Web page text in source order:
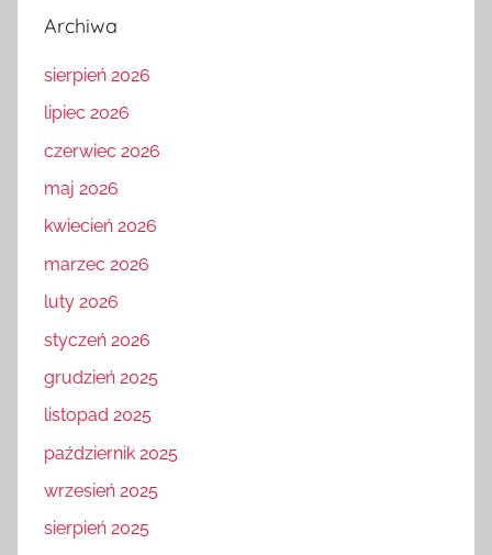
Archiwa
sierpień 2026
lipiec 2026
czerwiec 2026
maj 2026
kwiecień 2026
marzec 2026
luty 2026
styczeń 2026
grudzień 2025
listopad 2025
październik 2025
wrzesień 2025
sierpień 2025